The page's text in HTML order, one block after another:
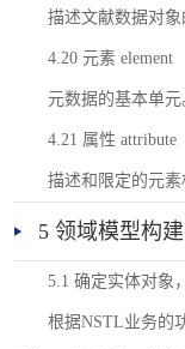
描述文献数据对
4.20 元素 element
元数据的基本单元
4.21 属性 attribute
描述和限定的元
5 领域模型构建
5.1 确定实体对象
根据NSTL业务的